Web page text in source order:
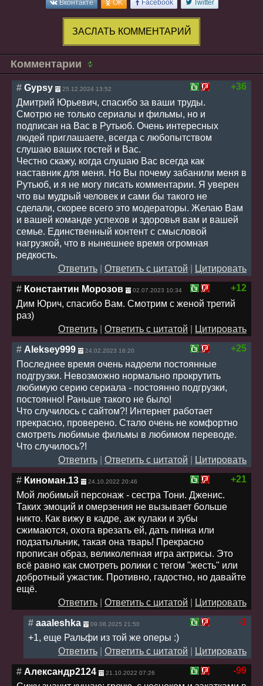
Вконтакте OK Facebook Twitter
ЗАСЛАТЬ КОММЕНТАРИЙ
Комментарии
+36
# Gypsy 25.12.2024 13:52
Дмитрий Юрьевич, спасибо за ваши труды.
Смотрю не только сериалы и фильмы, но и
подписан на Вас в Рутьюб. Очень интересных
людей приглашаете, всегда с любопытством
слушаю ваших гостей и Вас.
Честно скажу, когда слушаю Вас всегда как
наставник для меня. Но Вы почему забанили меня в
Рутьюб, и я не могу писать комментарии. Я уверен
что вы мудрый человек и сами бы такого не
сделали, скорее всего это модераторы. Желаю Вам
и вашей команде успехов и здоровья вам и вашей
семье. Единственный контент с смысловой
нагрузкой, что в нынешнее время огромная
редкость.
Ответить
Ответить с цитатой
Цитировать
+12
# Константин Морозов 02.07.2023 10:34
Дим Юрич, спасибо Вам. Смотрим с женой третий
раз)
Ответить
Ответить с цитатой
Цитировать
+25
# Aleksey999 24.02.2023 16:20
Последнее время очень надоели постоянные
подгрузки. Невозможно нормально прокрутить
любимую серию сериала - постоянно подгрузки,
постоянно! Раньше такого не было!
Что случилось с сайтом?! Интернет работает
прекрасно, проверено. Стало очень не комфортно
смотреть любимые фильмы в любимом переводе.
Что случилось?!
Ответить
Ответить с цитатой
Цитировать
+21
# Киноман.13 24.10.2022 20:46
Мой любимый персонаж - сестра Тони. Дженис.
Таких эмоций и омерзения не вызывает больше
никто. Как вижу в кадре, аж кулаки и зубы
сжимаются, охота врезать ей, дать пинка или
подзатыльник, такая она тварь! Прекрасно
прописан образ, великолепная игра актрисы. Это
всё равно как смотреть ролики с тегом "жесть" или
добротный ужастик. Противно, гадостно, но давайте
ещё.
Ответить
Ответить с цитатой
Цитировать
-1
# aaaleshka 09.08.2025 21:50
+1, еще Ральфи из той же оперы :)
Ответить
Ответить с цитатой
Цитировать
-99
# Александр2124 21.10.2022 07:26